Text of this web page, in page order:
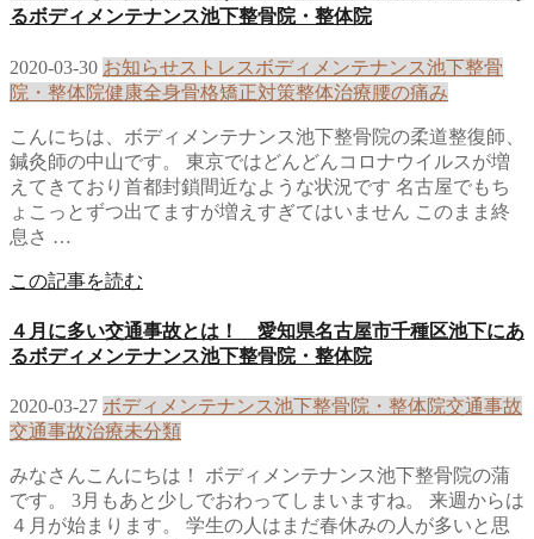
るボディメンテナンス池下整骨院・整体院
2020-03-30 お知らせストレス ボディメンテナンス池下整骨
院・整体院健康全身骨格矯正対策整体治療腰の痛み
こんにちは、ボディメンテナンス池下整骨院の柔道整復師、
鍼灸師の中山です。 東京ではどんどんコロナウイルスが増
えてきており首都封鎖間近なような状況です 名古屋でもち
ょこっとずつ出てますが増えすぎてはいません このまま終
息さ …
この記事を読む
４月に多い交通事故とは！ 愛知県名古屋市千種区池下にあ
るボディメンテナンス池下整骨院・整体院
2020-03-27 ボディメンテナンス池下整骨院・整体院交通事故
交通事故治療未分類
みなさんこんにちは！ ボディメンテナンス池下整骨院の蒲
です。 3月もあと少しでおわってしまいますね。 来週からは
４月が始まります。 学生の人はまだ春休みの人が多いと思